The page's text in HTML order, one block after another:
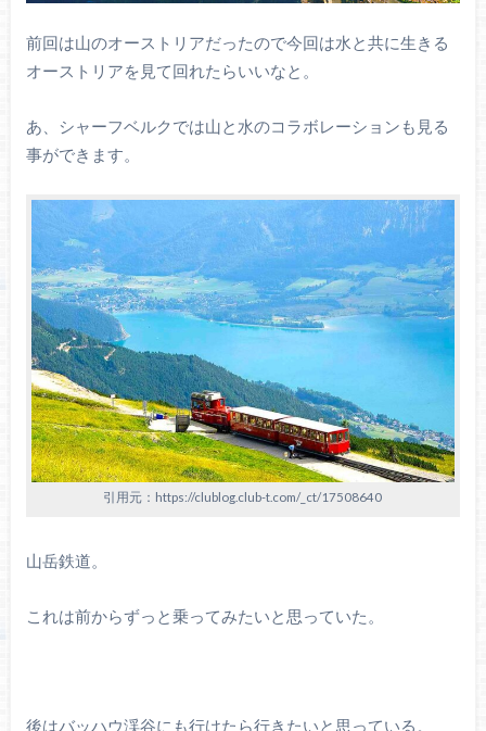
前回は山のオーストリアだったので今回は水と共に生きる
オーストリアを見て回れたらいいなと。
あ、シャーフベルクでは山と水のコラボレーションも見る
事ができます。
引用元：https://clublog.club-t.com/_ct/17508640
山岳鉄道。
これは前からずっと乗ってみたいと思っていた。
後はバッハウ渓谷にも行けたら行きたいと思っている。